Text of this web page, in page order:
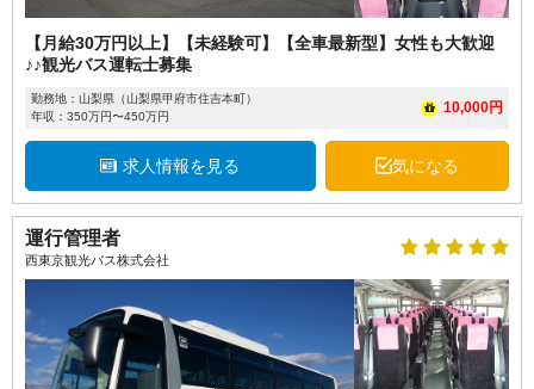
【月給30万円以上】【未経験可】【全車最新型】女性も大歓迎
♪♪観光バス運転士募集
勤務地：山梨県（山梨県甲府市住吉本町）
年収：350万円〜450万円
10,000円
求人情報を見る 気になる
運行管理者
西東京観光バス株式会社